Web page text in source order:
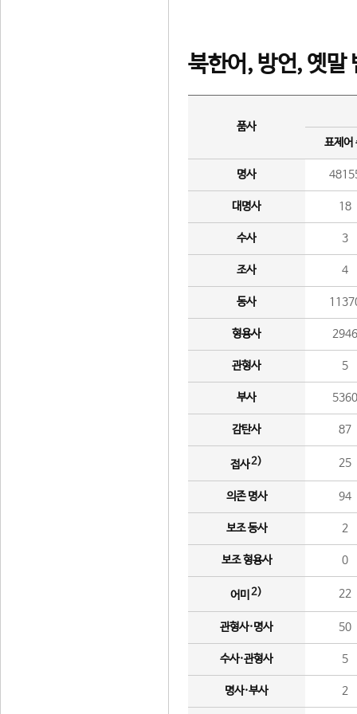
북한어, 방언, 옛말
품사
표제어
명사
대명사 18
수사 3
조사 4
동사
형용사 2946
관형사 5
부사 5360
감탄사 87
접사2) 25
의존 명사 94
보조 동사 2
보조 형용사 0
어미 2) 22
관형사·명사 50
수사·관형사 5
명사·부사 2